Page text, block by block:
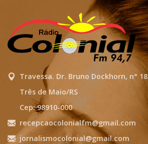
Travessa. Dr. Bruno Dockhorn, n° 18
Três de Maio/RS
Cep: 98910-000
recepcaocolonialfm@gmail.com
jornalismocolonial@gmail.com